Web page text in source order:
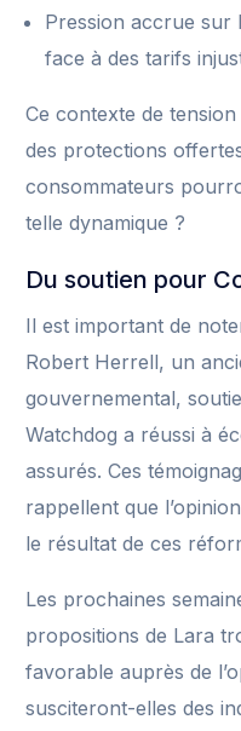
Pression accrue sur
face à des tarifs
Ce contexte de
des protections
consommateurs
telle dynamique ?
Du soutien pour
Il est important de
Robert Herrell, un
gouvernemental,
Watchdog a réussi à
assurés. Ces
rappellent que
le résultat de ces
Les prochaines
propositions de Lara
favorable auprès de
susciteront-elles des